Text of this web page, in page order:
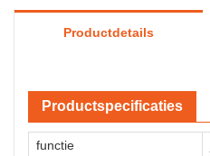
Productdetails
Productspecificaties
functie